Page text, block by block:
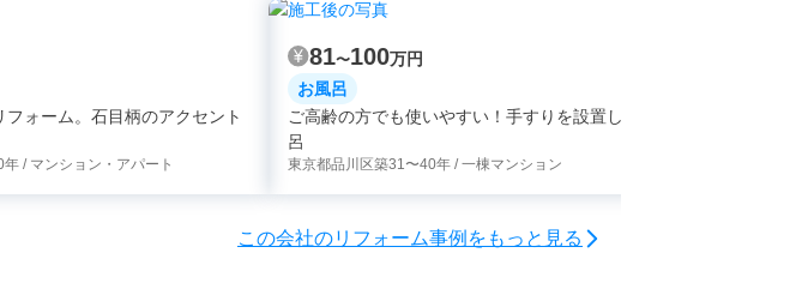
フォーム。石目柄のアクセント
/ マンション・アパート
81〜100万円
お風呂
ご高齢の方でも使いやすい！手すりを設置したお風
呂
東京都品川区築31〜40年 / 一棟マンション
この会社のリフォーム事例をもっと見る